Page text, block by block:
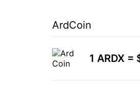
ArdCoin
1 ARDX =